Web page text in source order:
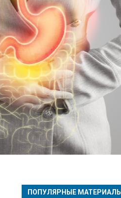
ПОПУЛЯРНЫЕ МАТЕРИАЛЫ